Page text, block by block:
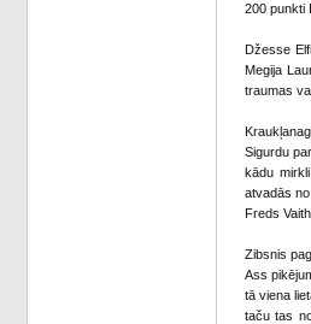
200 punkti
Džesse
Megija
traumas
Sigurdu
kādu
atvadās
Freds
Zibsnis
Ass
tā viena
taču tas